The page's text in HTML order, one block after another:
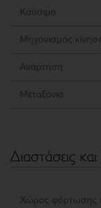
Καύσιμο
Μηχανισμός
Ανάρτηση
Μεταξόνιο
Διαστάσεις
Χώρος